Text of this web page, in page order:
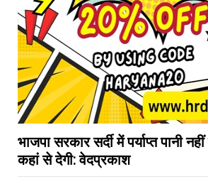
भाजपा सरकार सर्दी में पर्याप्त पानी नहीं
कहां से देगी: वेदप्रकाश